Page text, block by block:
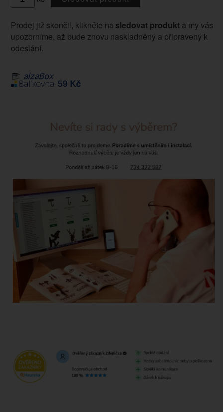
Prodej již skončil, klikněte na sledovat produkta my vás
upozorníme, až bude znovu naskladněný a připravený k
odeslání.